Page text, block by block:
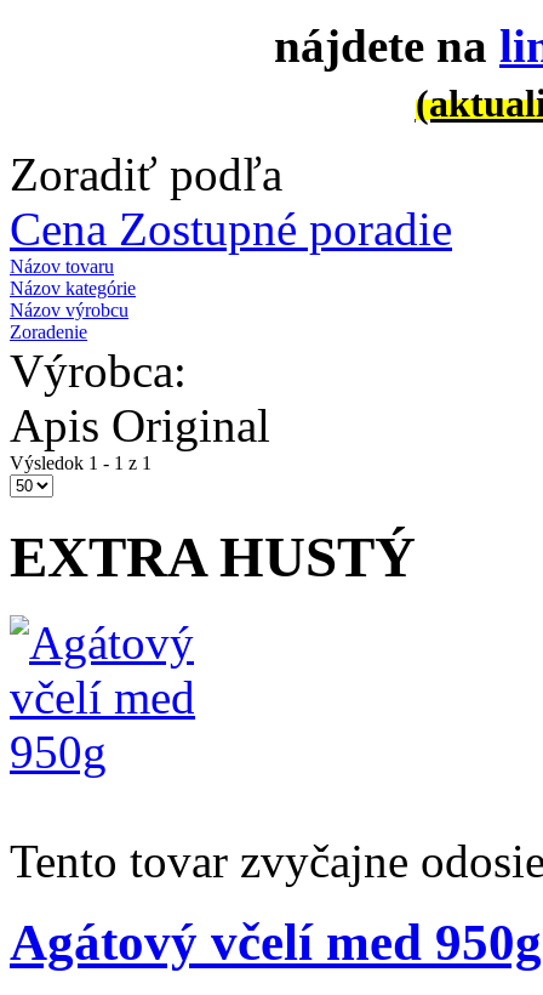
nájdete na
Zoradiť podľa
Cena Zostupné poradie
Názov tovaru
Názov kategórie
Názov výrobcu
Zoradenie
Výrobca:
Apis Original
Výsledok 1 - 1 z 1
EXTRA HUSTÝ
Tento tovar zvyčajne
Agátový včelí med